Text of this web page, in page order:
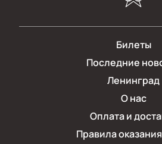
Билеты
Последние
Ленинград
О нас
Оплата и
Правила